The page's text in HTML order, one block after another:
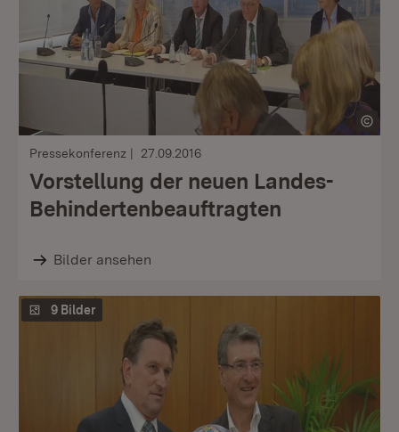
Pressekonferenz 27.09.2016
Vorstellung der neuen Landes-
Behindertenbeauftragten
Bilder ansehen
9 Bilder